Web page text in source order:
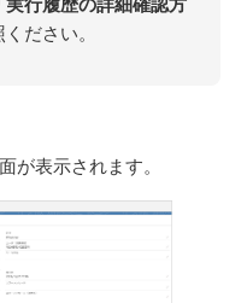
ださい。
が表示されます。